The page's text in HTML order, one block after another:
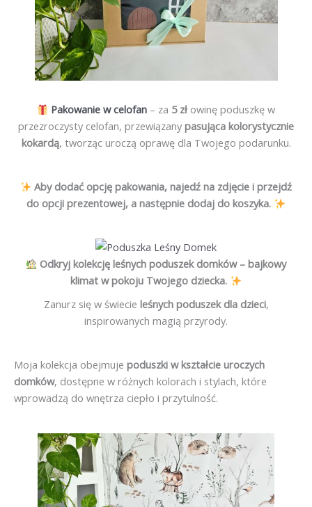
Pakowanie w celofan – za 5 złowinę poduszkę w
przezroczysty celofan, przewiązany pasująca kolorystycznie
kokardą, tworząc uroczą oprawę dla Twojego podarunku.
Aby dodać opcję pakowania, najedź na zdjęcie i przejdź
do opcji prezentowej, a następnie dodaj do koszyka.
Odkryj kolekcję leśnych poduszek domków – bajkowy
klimat w pokoju Twojego dziecka.
Zanurz się w świecie leśnych poduszek dla dzieci,
inspirowanych magią przyrody.
Moja kolekcja obejmuje poduszki w kształcie uroczych
domków, dostępne w różnych kolorach i stylach, które
wprowadzą do wnętrza ciepło i przytulność.